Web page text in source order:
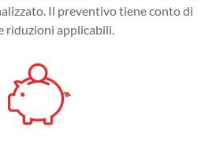
Il preventivo tiene conto di
riduzioni applicabili.